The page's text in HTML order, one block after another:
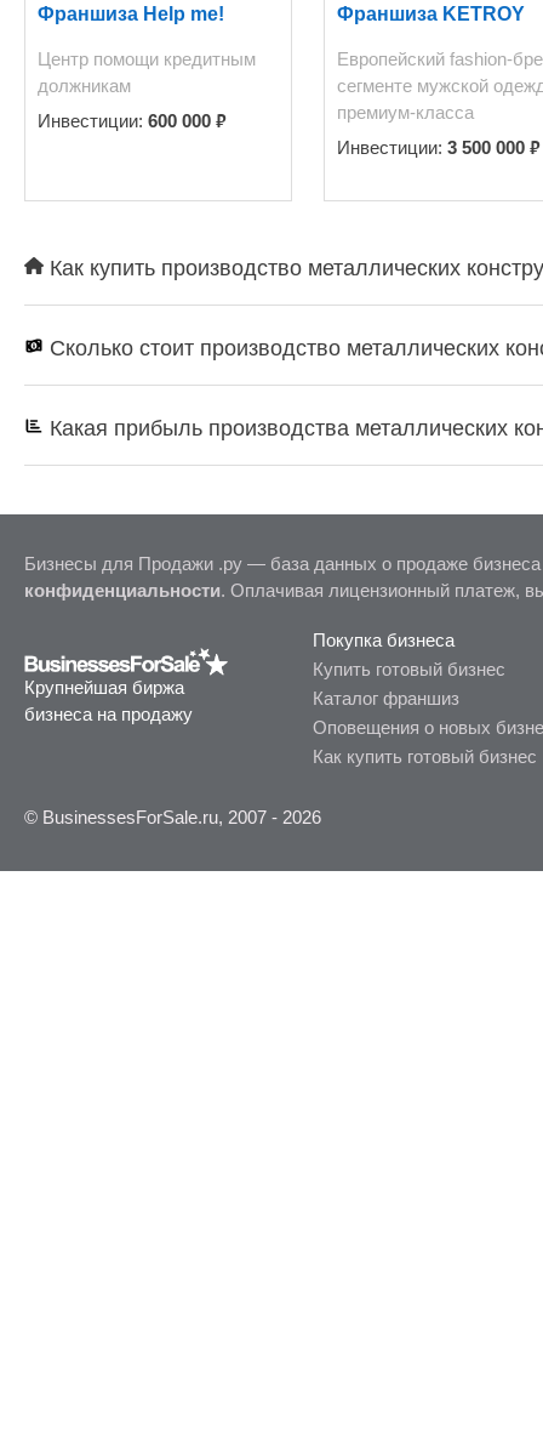
Франшиза Help me!
Центр помощи кредитным
должникам
Инвестиции: 600 000 ₽
Франшиза KETROY
Европейский fashion-
сегменте мужской
премиум-класса
Инвестиции: 3 500 000 ₽
Как купить производство металлических
Сколько стоит производство металлических
Какая прибыль производства металлических
Бизнесы для Продажи .ру — база данных о продаже
конфиденциальности. Оплачивая лицензионный платеж,
Крупнейшая биржа
бизнеса на продажу
Покупка бизнеса
Купить готовый бизнес
Каталог франшиз
Оповещения о новых
Как купить готовый бизнес
© BusinessesForSale.ru, 2007 - 2026